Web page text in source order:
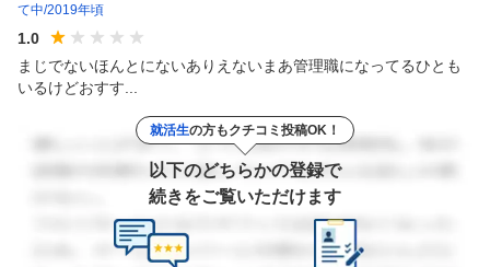
て中 2019年頃
1.0
まじでないほんとにないありえないまあ管理職になってるひとも
いるけどおすす...
就活生の方もクチコミ投稿OK！
以下のどちらかの登録で
続きをご覧いただけます